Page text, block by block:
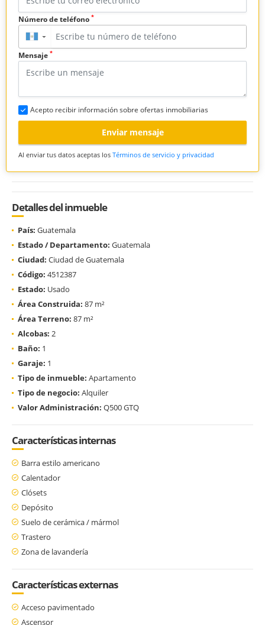
Número de teléfono *
▼
Mensaje *
Acepto recibir información sobre ofertas inmobiliarias
Enviar mensaje
Al enviar tus datos aceptas los Términos de servicio y privacidad
Detalles del inmueble
País: Guatemala
Estado / Departamento: Guatemala
Ciudad: Ciudad de Guatemala
Código: 4512387
Estado: Usado
Área Construida: 87 m²
Área Terreno: 87 m²
Alcobas: 2
Baño: 1
Garaje: 1
Tipo de inmueble: Apartamento
Tipo de negocio: Alquiler
Valor Administración: Q500 GTQ
Características internas
Barra estilo americano
Calentador
Clósets
Depósito
Suelo de cerámica / mármol
Trastero
Zona de lavandería
Características externas
Acceso pavimentado
Ascensor